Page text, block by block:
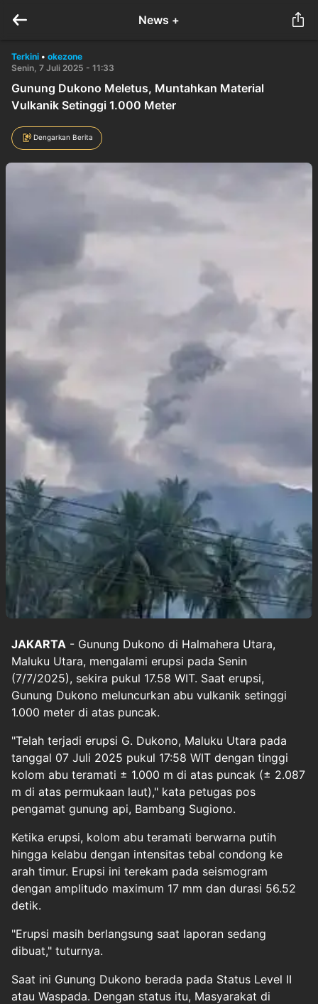
News +
Terkini • okezone
Senin, 7 Juli 2025 - 11:33
Gunung Dukono Meletus, Muntahkan Material
Vulkanik Setinggi 1.000 Meter
Dengarkan Berita
JAKARTA - Gunung Dukono di Halmahera Utara,
Maluku Utara, mengalami erupsi pada Senin
(7/7/2025), sekira pukul 17.58 WIT. Saat erupsi,
Gunung Dukono meluncurkan abu vulkanik setinggi
1.000 meter di atas puncak.
"Telah terjadi erupsi G. Dukono, Maluku Utara pada
tanggal 07 Juli 2025 pukul 17:58 WIT dengan tinggi
kolom abu teramati ± 1.000 m di atas puncak (± 2.087
m di atas permukaan laut)," kata petugas pos
pengamat gunung api, Bambang Sugiono.
Ketika erupsi, kolom abu teramati berwarna putih
hingga kelabu dengan intensitas tebal condong ke
arah timur. Erupsi ini terekam pada seismogram
dengan amplitudo maximum 17 mm dan durasi 56.52
detik.
"Erupsi masih berlangsung saat laporan sedang
dibuat," tuturnya.
Saat ini Gunung Dukono berada pada Status Level II
atau Waspada. Dengan status itu, Masyarakat di